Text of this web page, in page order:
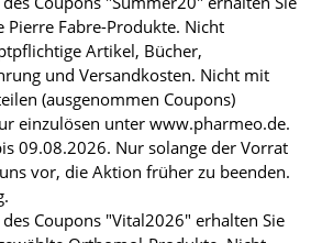
Pierre Fabre-Produkte. Nicht
Artikel, Bücher,
und Versandkosten. Nicht mit
(ausgenommen Coupons)
einzulösen unter www.pharmeo.de.
09.08.2026. Nur solange der Vorrat
vor, die Aktion früher zu beenden.
Coupons "Vital2026" erhalten Sie